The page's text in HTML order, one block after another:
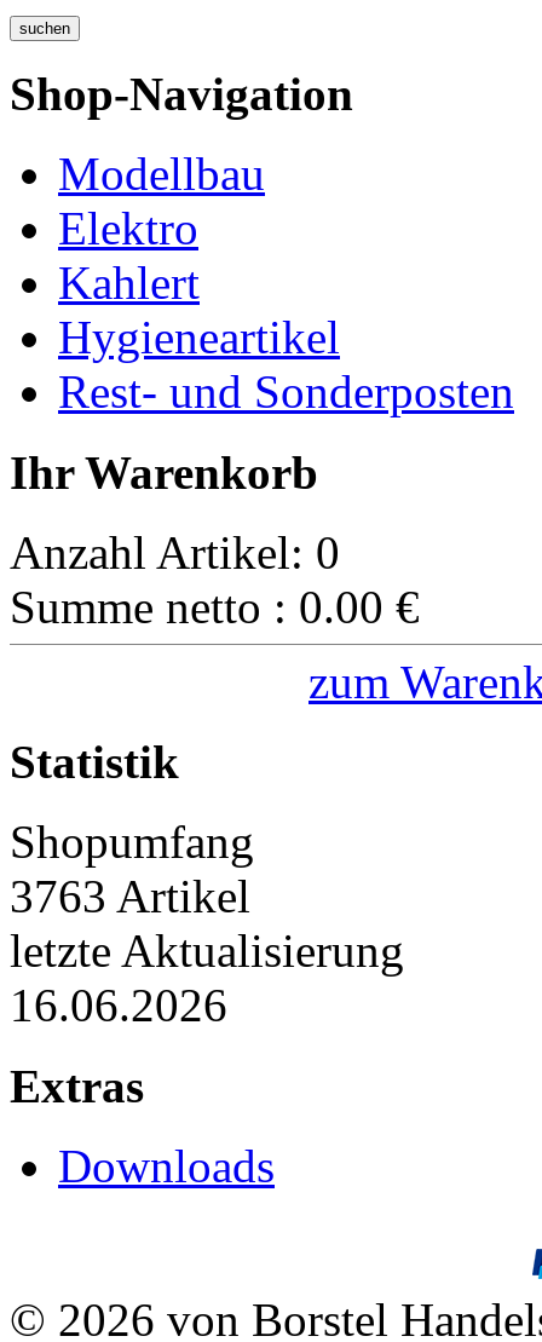
Shop-Navigation
Modellbau
Elektro
Kahlert
Hygieneartikel
Rest- und Sonderposten
Ihr Warenkorb
Anzahl Artikel: 0
Summe netto : 0.00 €
zum
Statistik
Shopumfang
3763 Artikel
letzte Aktualisierung
16.06.2026
Extras
Downloads
© 2026 von Borstel